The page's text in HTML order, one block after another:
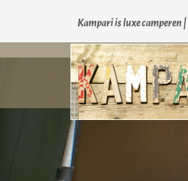
Kampari is luxe camperen |